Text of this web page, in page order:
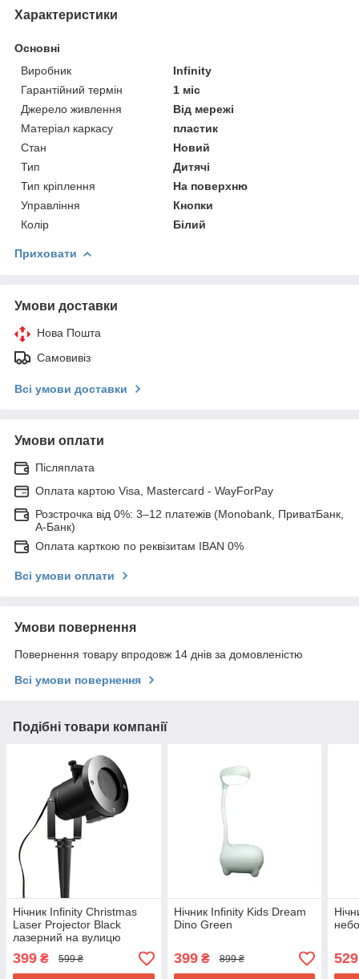
Характеристики
Основні
Виробник
Infinity
Гарантійний термін
1 міс
Джерело живлення
Від мережі
Матеріал каркасу
пластик
Стан
Новий
Тип
Дитячі
Тип кріплення
На поверхню
Управління
Кнопки
Колір
Білий
Приховати
Умови доставки
Нова Пошта
Самовивіз
Всі умови доставки
Умови оплати
Післяплата
Оплата картою Visa, Mastercard - WayForPay
Розстрочка від 0%: 3–12 платежів (Monobank, ПриватБанк,
А-Банк)
Оплата карткою по реквізитам IBAN 0%
Всі умови оплати
Умови повернення
Повернення товару впродовж 14 днів за домовленістю
Всі умови повернення
Подібні товари компанії
Нічник Infinity Christmas
Laser Projector Black
лазерний на вулицю
399 ₴ 599 ₴
Нічник Infinity Kids Dream
Dino Green
399₴ 899 ₴ 529